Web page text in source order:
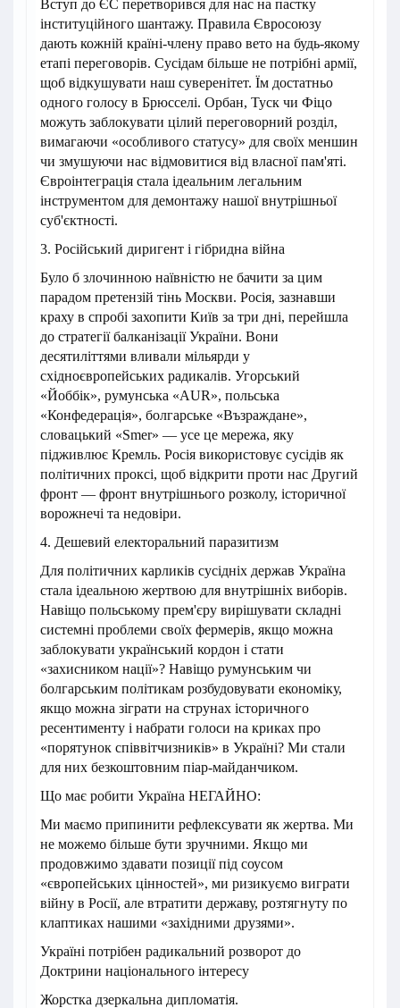
Вступ до ЄС перетворився для нас на пастку
інституційного шантажу. Правила Євросоюзу
дають кожній країні-члену право вето на будь-якому
етапі переговорів. Сусідам більше не потрібні армії,
щоб відкушувати наш суверенітет. Їм достатньо
одного голосу в Брюсселі. Орбан, Туск чи Фіцо
можуть заблокувати цілий переговорний розділ,
вимагаючи «особливого статусу» для своїх меншин
чи змушуючи нас відмовитися від власної пам'яті.
Євроінтеграція стала ідеальним легальним
інструментом для демонтажу нашої внутрішньої
суб'єктності.
3. Російський диригент і гібридна війна
Було б злочинною наївністю не бачити за цим
парадом претензій тінь Москви. Росія, зазнавши
краху в спробі захопити Київ за три дні, перейшла
до стратегії балканізації України. Вони
десятиліттями вливали мільярди у
східноєвропейських радикалів. Угорський
«Йоббік», румунська «AUR», польська
«Конфедерація», болгарське «Възраждане»,
словацький «Smer» — усе це мережа, яку
підживлює Кремль. Росія використовує сусідів як
політичних проксі, щоб відкрити проти нас Другий
фронт — фронт внутрішнього розколу, історичної
ворожнечі та недовіри.
4. Дешевий електоральний паразитизм
Для політичних карликів сусідніх держав Україна
стала ідеальною жертвою для внутрішніх виборів.
Навіщо польському прем'єру вирішувати складні
системні проблеми своїх фермерів, якщо можна
заблокувати український кордон і стати
«захисником нації»? Навіщо румунським чи
болгарським політикам розбудовувати економіку,
якщо можна зіграти на струнах історичного
ресентименту і набрати голоси на криках про
«порятунок співвітчизників» в Україні? Ми стали
для них безкоштовним піар-майданчиком.
Що має робити Україна НЕГАЙНО:
Ми маємо припинити рефлексувати як жертва. Ми
не можемо більше бути зручними. Якщо ми
продовжимо здавати позиції під соусом
«європейських цінностей», ми ризикуємо виграти
війну в Росії, але втратити державу, розтягнуту по
клаптиках нашими «західними друзями».
Україні потрібен радикальний розворот до
Доктрини національного інтересу
Жорстка дзеркальна дипломатія.